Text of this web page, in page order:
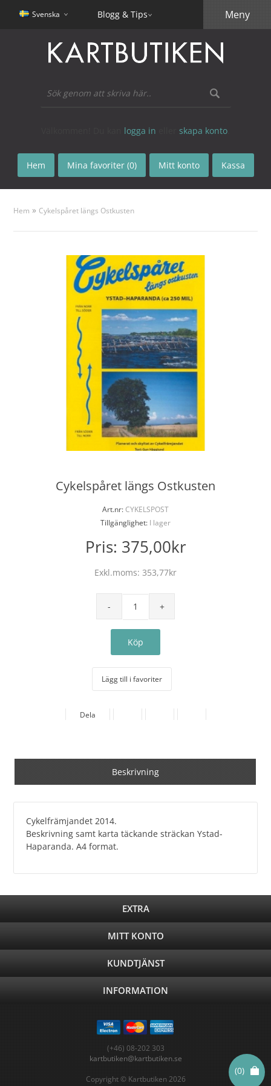
Svenska Blogg & Tips
logga in skapa konto
Hem Mina favoriter (0) Mitt konto
(0)
Kassa
Meny
Hem » Cykelspåret längs Ostkusten
Cykelspåret längs Ostkusten
Art.nr:CYKELSPOST
Tillgänglighet: I lager
Pris: 375,00kr
Exkl.moms: 353,77kr
Lägg till i favoriter
Dela
Beskrivning
Cykelfrämjandet 2014.
Beskrivning samt karta täckande sträckan Ystad-
Haparanda. A4 format.
EXTRA
MITT KONTO
KUNDTJÄNST
INFORMATION
(+46) 08-202 303
kartbutiken@kartbutiken.se
Copyright © Kartbutiken 2026